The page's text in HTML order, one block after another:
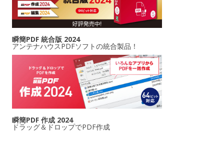
瞬簡PDF 統合版 2024
アンテナハウスPDFソフトの統合製品！
瞬簡PDF 作成 2024
ドラッグ＆ドロップでPDF作成